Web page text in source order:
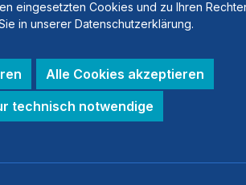
eingesetzten Cookies und zu Ihren
in unserer Datenschutzerklärung.
Alle Cookies akzeptieren
technisch notwendige